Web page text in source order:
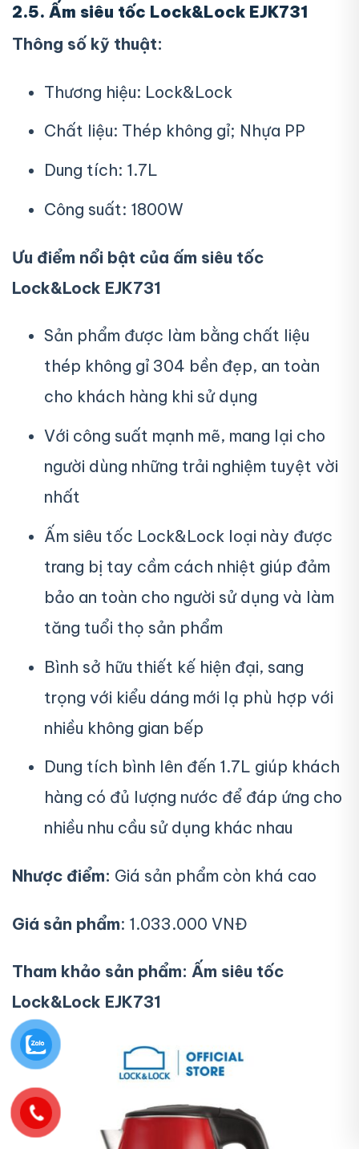
2.5. Ấm siêu tốc Lock&Lock EJK731
Thông số kỹ thuật:
Thương hiệu: Lock&Lock
Chất liệu: Thép không gỉ; Nhựa PP
Dung tích: 1.7L
Công suất: 1800W
Ưu điểm nổi bật của ấm siêu tốc
Lock&Lock EJK731
Sản phẩm được làm bằng chất liệu
thép không gỉ 304 bền đẹp, an toàn
cho khách hàng khi sử dụng
Với công suất mạnh mẽ, mang lại cho
người dùng những trải nghiệm tuyệt vời
nhất
Ấm siêu tốc Lock&Lock loại này được
trang bị tay cầm cách nhiệt giúp đảm
bảo an toàn cho người sử dụng và làm
tăng tuổi thọ sản phẩm
Bình sở hữu thiết kế hiện đại, sang
trọng với kiểu dáng mới lạ phù hợp với
nhiều không gian bếp
Dung tích bình lên đến 1.7L giúp khách
hàng có đủ lượng nước để đáp ứng cho
nhiều nhu cầu sử dụng khác nhau
Nhược điểm: Giá sản phẩm còn khá cao
Giá sản phẩm: 1.033.000 VNĐ
Tham khảo sản phẩm: Ấm siêu tốc
Lock&Lock EJK731